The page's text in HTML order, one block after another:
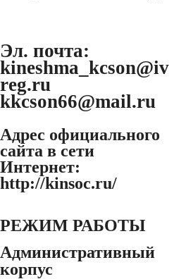
Эл. почта:
kineshma_kcson@iv
reg.ru
kkcson66@mail.ru
Адрес официального
сайта в сети
Интернет:
http://kinsoc.ru/
РЕЖИМ РАБОТЫ
Административный
корпус